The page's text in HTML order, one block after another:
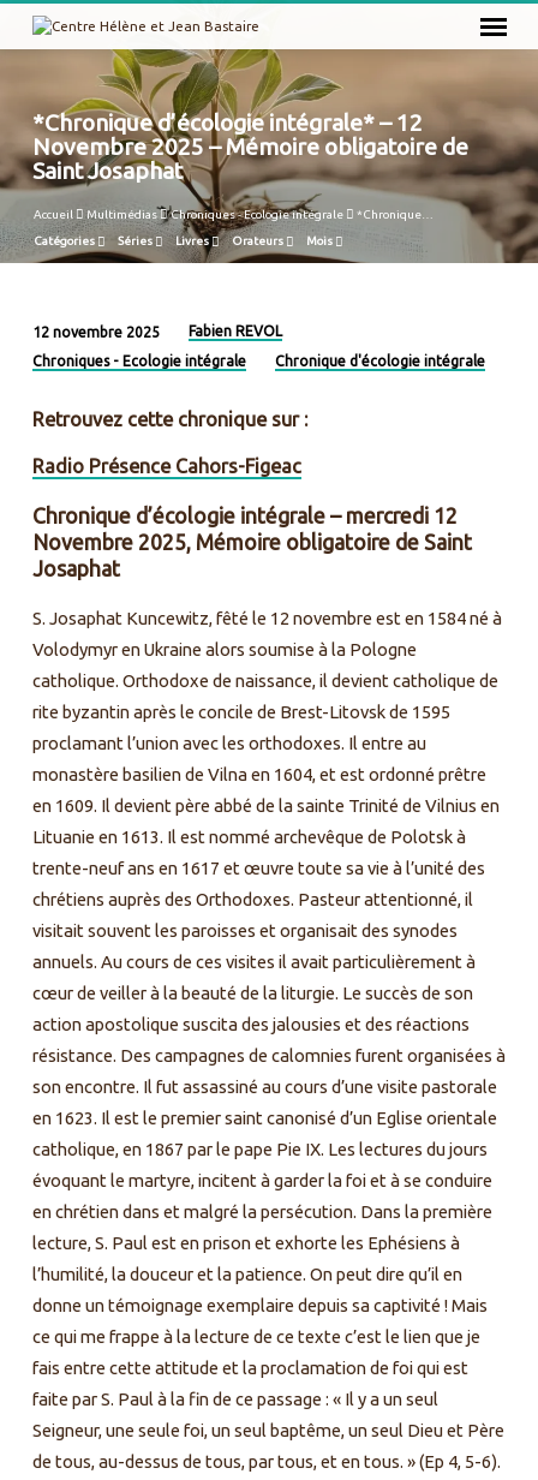
*Chronique d’écologie intégrale* – 12
Novembre 2025 – Mémoire obligatoire de
Saint Josaphat
Accueil Multimédias Chroniques - Ecologie intégrale *Chronique…
Catégories Séries Livres Orateurs Mois
*Chronique
intégrale*
12
Novembre
2025
–
Mémoire
obligatoire
de
Saint
Josaphat
12 novembre 2025
Fabien REVOL
Chroniques - Ecologie intégrale
Chronique d'écologie intégrale
Retrouvez cette chronique sur :
Radio Présence Cahors-Figeac
Chronique d’écologie intégrale – mercredi 12
Novembre 2025, Mémoire obligatoire de Saint
Josaphat
S. Josaphat Kuncewitz, fêté le 12 novembre est en 1584 né à
Volodymyr en Ukraine alors soumise à la Pologne
catholique. Orthodoxe de naissance, il devient catholique de
rite byzantin après le concile de Brest-Litovsk de 1595
proclamant l’union avec les orthodoxes. Il entre au
monastère basilien de Vilna en 1604, et est ordonné prêtre
en 1609. Il devient père abbé de la sainte Trinité de Vilnius en
Lituanie en 1613. Il est nommé archevêque de Polotsk à
trente-neuf ans en 1617 et œuvre toute sa vie à l’unité des
chrétiens auprès des Orthodoxes. Pasteur attentionné, il
visitait souvent les paroisses et organisait des synodes
annuels. Au cours de ces visites il avait particulièrement à
cœur de veiller à la beauté de la liturgie. Le succès de son
action apostolique suscita des jalousies et des réactions
résistance. Des campagnes de calomnies furent organisées à
son encontre. Il fut assassiné au cours d’une visite pastorale
en 1623. Il est le premier saint canonisé d’un Eglise orientale
catholique, en 1867 par le pape Pie IX. Les lectures du jours
évoquant le martyre, incitent à garder la foi et à se conduire
en chrétien dans et malgré la persécution. Dans la première
lecture, S. Paul est en prison et exhorte les Ephésiens à
l’humilité, la douceur et la patience. On peut dire qu’il en
donne un témoignage exemplaire depuis sa captivité ! Mais
ce qui me frappe à la lecture de ce texte c’est le lien que je
fais entre cette attitude et la proclamation de foi qui est
faite par S. Paul à la fin de ce passage : « Il y a un seul
Seigneur, une seule foi, un seul baptême, un seul Dieu et Père
de tous, au-dessus de tous, par tous, et en tous. » (Ep 4, 5-6).